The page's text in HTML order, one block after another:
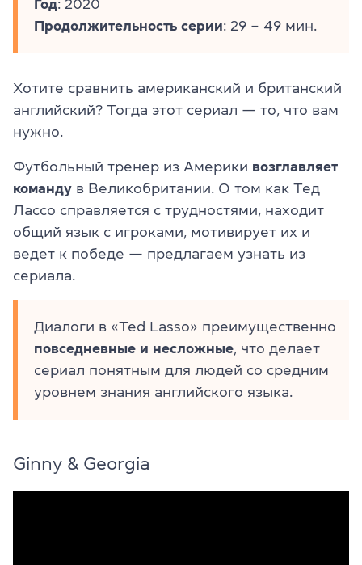
Год: 2020
Продолжительность серии: 29 – 49 мин.
Хотите сравнить американский и британский
английский? Тогда этот сериал — то, что вам
нужно.
Футбольный тренер из Америки возглавляет
команду в Великобритании. О том как Тед
Лассо справляется с трудностями, находит
общий язык с игроками, мотивирует их и
ведет к победе — предлагаем узнать из
сериала.
Диалоги в «Ted Lasso» преимущественно
повседневные и несложные , что делает
сериал понятным для людей со средним
уровнем знания английского языка.
Ginny & Georgia